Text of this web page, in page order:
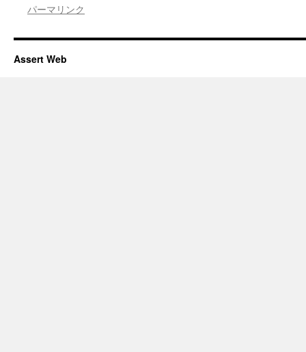
パーマリンク
Assert Web